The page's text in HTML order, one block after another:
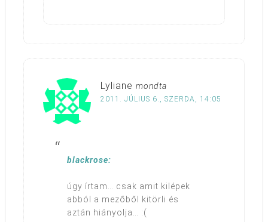
Lyliane mondta
2011. JÚLIUS 6., SZERDA, 14:05
blackrose:
úgy írtam… csak amit kilépek
abból a mezőből kitörli és
aztán hiányolja… :(